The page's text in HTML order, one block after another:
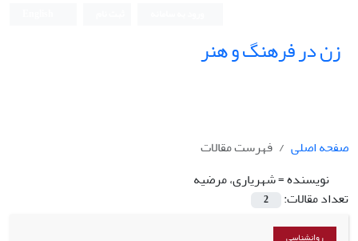
زن در فرهنگ و هنر
صفحه اصلی
فهرست مقالات
نویسنده =شهریاری، مرضیه
تعداد مقالات:
2
روانشناسی